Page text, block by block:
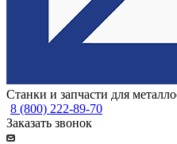
Станки и запчасти для
8 (800) 222-89-70
Заказать звонок